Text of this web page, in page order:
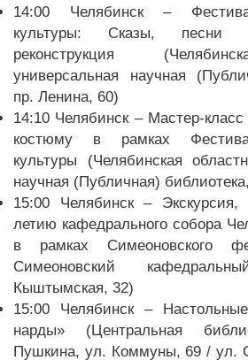
14:00 Челябинск –
культуры: Сказы, песни
реконструкция
универсальная научная
пр. Ленина, 60)
14:10 Челябинск – Мастер-
костюму в рамках
культуры (Челябинская
научная (Публичная)
15:00 Челябинск – Экскурсия,
летию кафедрального собора
в рамках Симеоновского
Симеоновский
Кыштымская, 32)
15:00 Челябинск –
нарды» (Центральная
Пушкина, ул. Коммуны, 69 / ул.